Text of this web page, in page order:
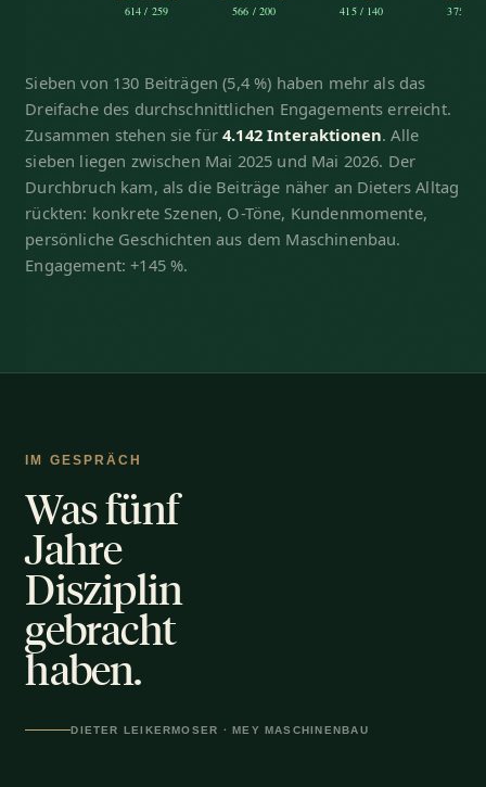
614 / 259 566 / 200 415 / 140 375 /
Sieben von 130 Beiträgen (5,4 %) haben mehr als das
Dreifache des durchschnittlichen Engagements erreicht.
Zusammen stehen sie für4.142 Interaktionen. Alle
sieben liegen zwischen Mai 2025 und Mai 2026. Der
Durchbruch kam, als die Beiträge näher an Dieters Alltag
rückten: konkrete Szenen, O-Töne, Kundenmomente,
persönliche Geschichten aus dem Maschinenbau.
Engagement: +145 %.
IM GESPRÄCH
Was fünf
Jahre
Disziplin
gebracht
haben.
DIETER LEIKERMOSER · MEY MASCHINENBAU